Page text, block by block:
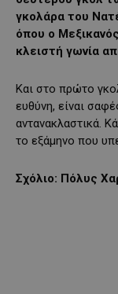
γκολάρα του
όπου ο
κλειστή γωνία
Και στο πρώτο
ευθύνη, είναι
αντανακλαστικά.
το εξάμηνο που
Σχόλιο: Πόλυς